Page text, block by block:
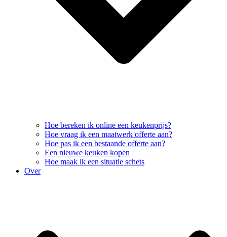
Hoe bereken ik online een keukenprijs?
Hoe vraag ik een maatwerk offerte aan?
Hoe pas ik een bestaande offerte aan?
Een nieuwe keuken kopen
Hoe maak ik een situatie schets
Over